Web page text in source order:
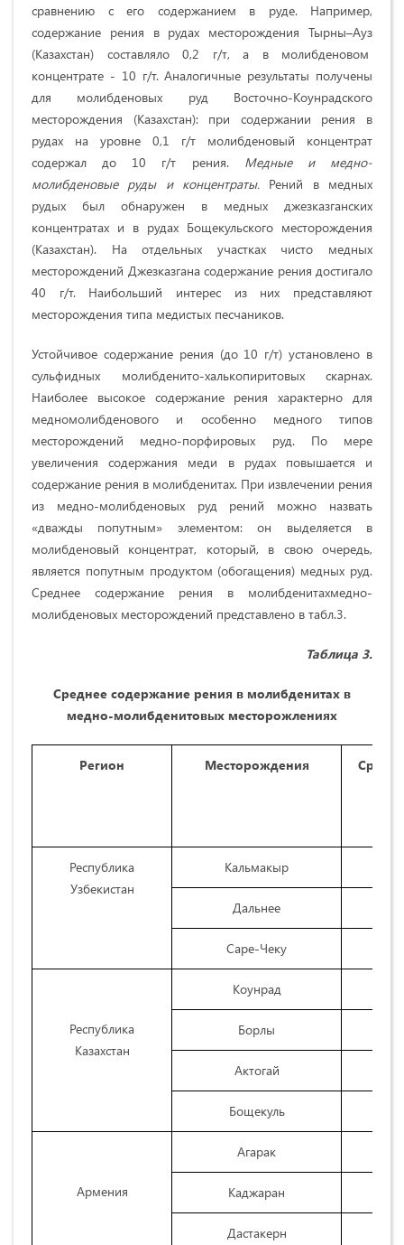
сравнению с его содержанием в руде. Например,
содержание рения в рудах месторождения Тырны–Ауз
(Казахстан) составляло 0,2 г/т, а в молибденовом
концентрате - 10 г/т. Аналогичные результаты получены
для молибденовых руд Восточно-Коунрадского
месторождения (Казахстан): при содержании рения в
рудах на уровне 0,1 г/т молибденовый концентрат
содержал до 10 г/т рения. Медные и медно-
молибденовые руды и концентраты. Рений в медных
рудых был обнаружен в медных джезказганских
концентратах и в рудах Бощекульского месторождения
(Казахстан). На отдельных участках чисто медных
месторождений Джезказгана содержание рения достигало
40 г/т. Наибольший интерес из них представляют
месторождения типа медистых песчаников.
Устойчивое содержание рения (до 10 г/т) установлено в
сульфидных молибденито-халькопиритовых скарнах.
Наиболее высокое содержание рения характерно для
медномолибденового и особенно медного типов
месторождений медно-порфировых руд. По мере
увеличения содержания меди в рудах повышается и
содержание рения в молибденитах. При извлечении рения
из медно-молибденовых руд рений можно назвать
«дважды попутным» элементом: он выделяется в
молибденовый концентрат, который, в свою очередь,
является попутным продуктом (обогащения) медных руд.
Среднее содержание рения в молибденитахмедно-
молибденовых месторождений представлено в табл.3.
Таблица 3.
Среднее содержание рения в молибденитах в
медно-молибденитовых месторожлениях
Регион Месторождения
Республика
Узбекистан
Кальмакыр
Дальнее
Саре-Чеку
Республика
Казахстан
Коунрад
Борлы
Актогай
Бощекуль
Армения
Агарак
Каджаран
Дастакерн